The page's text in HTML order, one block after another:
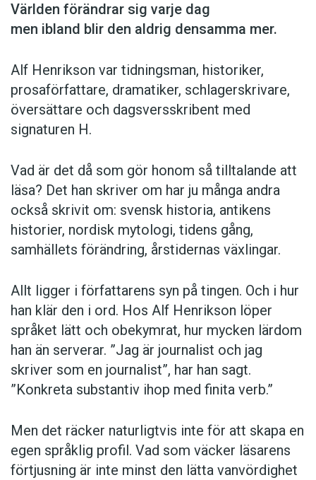
Världen förändrar sig varje dag
men ibland blir den aldrig densamma mer.
Alf Henrikson var tidningsman, historiker,
prosaförfattare, dramatiker, schlagerskrivare,
översättare och dagsversskribent med
signaturen H.
Vad är det då som gör honom så tilltalande att
läsa? Det han skriver om har ju många andra
också skrivit om: svensk historia, antikens
historier, nordisk mytologi, tidens gång,
samhällets förändring, årstidernas växlingar.
Allt ligger i författarens syn på tingen. Och i hur
han klär den i ord. Hos Alf Henrikson löper
språket lätt och obekymrat, hur mycken lärdom
han än serverar. ”Jag är journalist och jag
skriver som en journalist”, har han sagt.
”Konkreta substantiv ihop med finita verb.”
Men det räcker naturligtvis inte för att skapa en
egen språklig profil. Vad som väcker läsarens
förtjusning är inte minst den lätta vanvördighet